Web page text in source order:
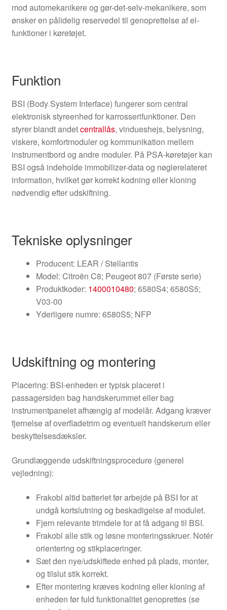
mod automekanikere og gør-det-selv-mekanikere, som
ønsker en pålidelig reservedel til genoprettelse af el-
funktioner i køretøjet.
Funktion
BSI (Body System Interface) fungerer som central
elektronisk styreenhed for karrosserifunktioner. Den
styrer blandt andetcentrallås, vindueshejs, belysning,
viskere, komfortmoduler og kommunikation mellem
instrumentbord og andre moduler. På PSA-køretøjer kan
BSI også indeholde immobilizer-data og nøglerelateret
information, hvilket gør korrekt kodning eller kloning
nødvendig efter udskiftning.
Tekniske oplysninger
Producent: LEAR / Stellantis
Model: Citroën C8; Peugeot 807 (Første serie)
Produktkoder: 1400010480; 6580S4; 6580S5;
V03-00
Yderligere numre: 6580S5; NFP
Udskiftning og montering
Placering: BSI-enheden er typisk placeret i
passagersiden bag handskerummet eller bag
instrumentpanelet afhængig af modelår. Adgang kræver
fjernelse af overfladetrim og eventuelt handskerum eller
beskyttelsesdæksler.
Grundlæggende udskiftningsprocedure (generel
vejledning):
Frakobl altid batteriet før arbejde på BSI for at
undgå kortslutning og beskadigelse af modulet.
Fjern relevante trimdele for at få adgang til BSI.
Frakobl alle stik og løsne monteringsskruer. Notér
orientering og stikplaceringer.
Sæt den nye/udskiftede enhed på plads, monter,
og tilslut stik korrekt.
Efter montering kræves kodning eller kloning af
enheden før fuld funktionalitet genoprettes (se